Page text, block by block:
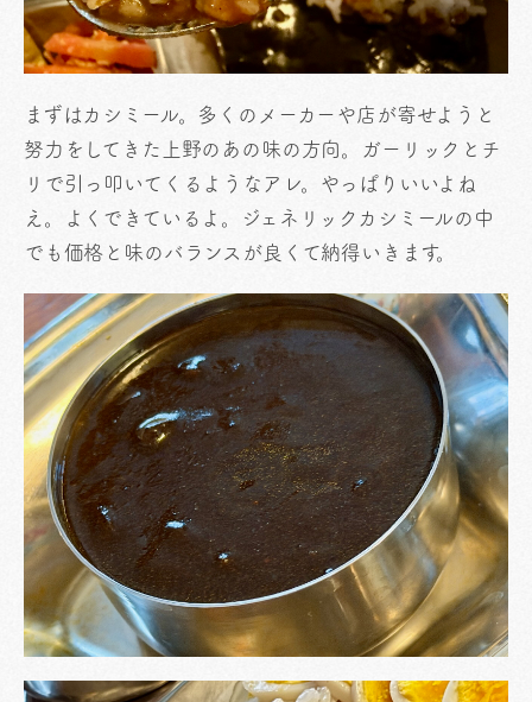
まずはカシミール。多くのメーカーや店が寄せようと
努力をしてきた上野のあの味の方向。ガーリックとチ
リで引っ叩いてくるようなアレ。やっぱりいいよね
え。よくできているよ。ジェネリックカシミールの中
でも価格と味のバランスが良くて納得いきます。